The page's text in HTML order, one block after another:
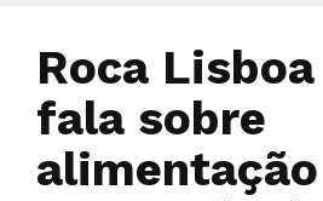
Roca
fala sobre
alimentação